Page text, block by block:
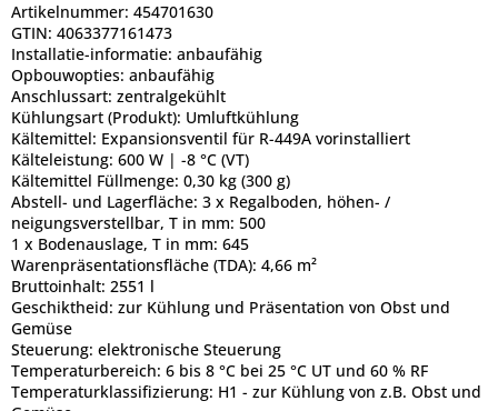
Artikelnummer: 454701630
GTIN: 4063377161473
Installatie-informatie: anbaufähig
Opbouwopties: anbaufähig
Anschlussart: zentralgekühlt
Kühlungsart (Produkt): Umluftkühlung
Kältemittel: Expansionsventil für R-449A vorinstalliert
Kälteleistung: 600 W | -8 °C (VT)
Kältemittel Füllmenge: 0,30 kg (300 g)
Abstell- und Lagerfläche: 3 x Regalboden, höhen- /
neigungsverstellbar, T in mm: 500
1 x Bodenauslage, T in mm: 645
Warenpräsentationsfläche (TDA): 4,66 m²
Bruttoinhalt: 2551 l
Geschiktheid: zur Kühlung und Präsentation von Obst und
Gemüse
Steuerung: elektronische Steuerung
Temperaturbereich: 6 bis 8 °C bei 25 °C UT und 60 % RF
Temperaturklassifizierung: H1 - zur Kühlung von z.B. Obst und